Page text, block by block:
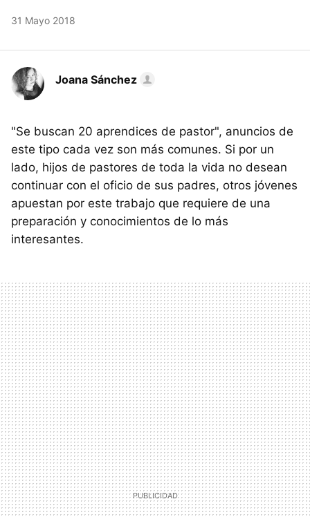
31 Mayo 2018
Joana Sánchez
"Se buscan 20 aprendices de pastor", anuncios de
este tipo cada vez son más comunes. Si por un
lado, hijos de pastores de toda la vida no desean
continuar con el oficio de sus padres, otros jóvenes
apuestan por este trabajo que requiere de una
preparación y conocimientos de lo más
interesantes.